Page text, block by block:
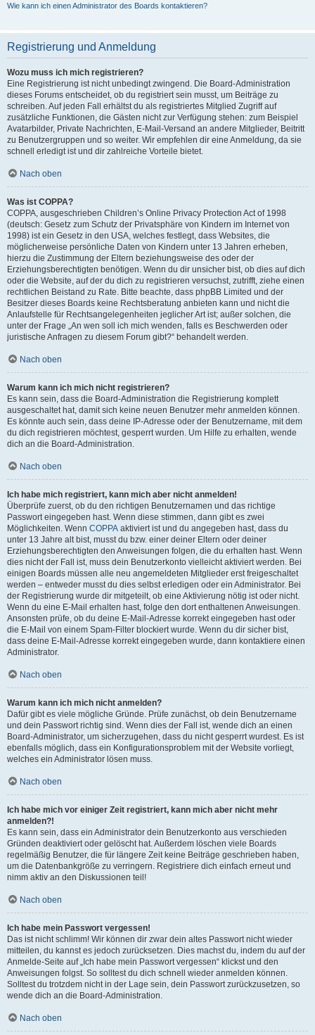
Wie kann ich einen Administrator des Boards kontaktieren?
Registrierung und Anmeldung
Wozu muss ich mich registrieren?
Eine Registrierung ist nicht unbedingt zwingend. Die Board-Administration
dieses Forums entscheidet, ob du registriert sein musst, um Beiträge zu
schreiben. Auf jeden Fall erhältst du als registriertes Mitglied Zugriff auf
zusätzliche Funktionen, die Gästen nicht zur Verfügung stehen: zum Beispiel
Avatarbilder, Private Nachrichten, E-Mail-Versand an andere Mitglieder, Beitritt
zu Benutzergruppen und so weiter. Wir empfehlen dir eine Anmeldung, da sie
schnell erledigt ist und dir zahlreiche Vorteile bietet.
Nach oben
Was ist COPPA?
COPPA, ausgeschrieben Children’s Online Privacy Protection Act of 1998
(deutsch: Gesetz zum Schutz der Privatsphäre von Kindern im Internet von
1998) ist ein Gesetz in den USA, welches festlegt, dass Websites, die
möglicherweise persönliche Daten von Kindern unter 13 Jahren erheben,
hierzu die Zustimmung der Eltern beziehungsweise des oder der
Erziehungsberechtigten benötigen. Wenn du dir unsicher bist, ob dies auf dich
oder die Website, auf der du dich zu registrieren versuchst, zutrifft, ziehe einen
rechtlichen Beistand zu Rate. Bitte beachte, dass phpBB Limited und der
Besitzer dieses Boards keine Rechtsberatung anbieten kann und nicht die
Anlaufstelle für Rechtsangelegenheiten jeglicher Art ist; außer solchen, die
unter der Frage „An wen soll ich mich wenden, falls es Beschwerden oder
juristische Anfragen zu diesem Forum gibt?“ behandelt werden.
Nach oben
Warum kann ich mich nicht registrieren?
Es kann sein, dass die Board-Administration die Registrierung komplett
ausgeschaltet hat, damit sich keine neuen Benutzer mehr anmelden können.
Es könnte auch sein, dass deine IP-Adresse oder der Benutzername, mit dem
du dich registrieren möchtest, gesperrt wurden. Um Hilfe zu erhalten, wende
dich an die Board-Administration.
Nach oben
Ich habe mich registriert, kann mich aber nicht anmelden!
Überprüfe zuerst, ob du den richtigen Benutzernamen und das richtige
Passwort eingegeben hast. Wenn diese stimmen, dann gibt es zwei
Möglichkeiten. Wenn COPPA aktiviert ist und du angegeben hast, dass du
unter 13 Jahre alt bist, musst du bzw. einer deiner Eltern oder deiner
Erziehungsberechtigten den Anweisungen folgen, die du erhalten hast. Wenn
dies nicht der Fall ist, muss dein Benutzerkonto vielleicht aktiviert werden. Bei
einigen Boards müssen alle neu angemeldeten Mitglieder erst freigeschaltet
werden – entweder musst du dies selbst erledigen oder ein Administrator. Bei
der Registrierung wurde dir mitgeteilt, ob eine Aktivierung nötig ist oder nicht.
Wenn du eine E-Mail erhalten hast, folge den dort enthaltenen Anweisungen.
Ansonsten prüfe, ob du deine E-Mail-Adresse korrekt eingegeben hast oder
die E-Mail von einem Spam-Filter blockiert wurde. Wenn du dir sicher bist,
dass deine E-Mail-Adresse korrekt eingegeben wurde, dann kontaktiere einen
Administrator.
Nach oben
Warum kann ich mich nicht anmelden?
Dafür gibt es viele mögliche Gründe. Prüfe zunächst, ob dein Benutzername
und dein Passwort richtig sind. Wenn dies der Fall ist, wende dich an einen
Board-Administrator, um sicherzugehen, dass du nicht gesperrt wurdest. Es ist
ebenfalls möglich, dass ein Konfigurationsproblem mit der Website vorliegt,
welches ein Administrator lösen muss.
Nach oben
Ich habe mich vor einiger Zeit registriert, kann mich aber nicht mehr
anmelden?!
Es kann sein, dass ein Administrator dein Benutzerkonto aus verschieden
Gründen deaktiviert oder gelöscht hat. Außerdem löschen viele Boards
regelmäßig Benutzer, die für längere Zeit keine Beiträge geschrieben haben,
um die Datenbankgröße zu verringern. Registriere dich einfach erneut und
nimm aktiv an den Diskussionen teil!
Nach oben
Ich habe mein Passwort vergessen!
Das ist nicht schlimm! Wir können dir zwar dein altes Passwort nicht wieder
mitteilen, du kannst es jedoch zurücksetzen. Dies machst du, indem du auf der
Anmelde-Seite auf „Ich habe mein Passwort vergessen“ klickst und den
Anweisungen folgst. So solltest du dich schnell wieder anmelden können.
Solltest du trotzdem nicht in der Lage sein, dein Passwort zurückzusetzen, so
wende dich an die Board-Administration.
Nach oben